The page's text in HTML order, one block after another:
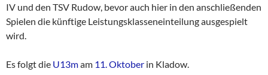
IV und den TSV Rudow, bevor auch hier in den anschließenden
Spielen die künftige Leistungsklasseneinteilung ausgespielt
wird.
Es folgt die U13mam 11. Oktober in Kladow.